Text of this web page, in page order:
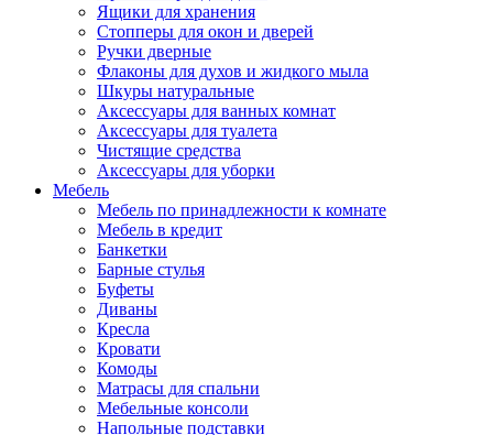
Ящики для хранения
Стопперы для окон и дверей
Ручки дверные
Флаконы для духов и жидкого мыла
Шкуры натуральные
Аксессуары для ванных комнат
Аксессуары для туалета
Чистящие средства
Аксессуары для уборки
Мебель
Мебель по принадлежности к комнате
Мебель в кредит
Банкетки
Барные стулья
Буфеты
Диваны
Кресла
Кровати
Комоды
Матрасы для спальни
Мебельные консоли
Напольные подставки